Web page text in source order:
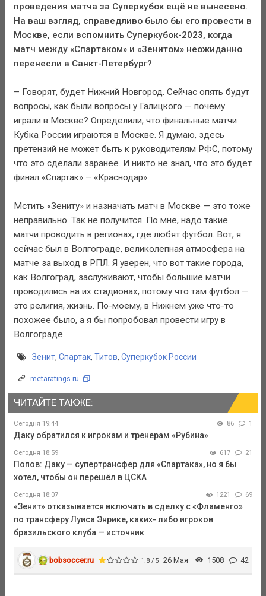
проведения матча за Суперкубок ещё не вынесено.
На ваш взгляд, справедливо было бы его провести в
Москве, если вспомнить Суперкубок-2023, когда
матч между «Спартаком» и «Зенитом» неожиданно
перенесли в Санкт-Петербург?
– Говорят, будет Нижний Новгород. Сейчас опять будут
вопросы, как были вопросы у Галицкого — почему
играли в Москве? Определили, что финальные матчи
Кубка России играются в Москве. Я думаю, здесь
претензий не может быть к руководителям РФС, потому
что это сделали заранее. И никто не знал, что это будет
финал «Спартак» – «Краснодар».
Мстить «Зениту» и назначать матч в Москве — это тоже
неправильно. Так не получится. По мне, надо такие
матчи проводить в регионах, где любят футбол. Вот, я
сейчас был в Волгограде, великолепная атмосфера на
матче за выход в РПЛ. Я уверен, что вот такие города,
как Волгоград, заслуживают, чтобы большие матчи
проводились на их стадионах, потому что там футбол —
это религия, жизнь. По-моему, в Нижнем уже что-то
похожее было, а я бы попробовал провести игру в
Волгограде.
Зенит, Спартак, Титов, Суперкубок России
metaratings.ru
ЧИТАЙТЕ ТАКЖЕ:
Сегодня 19:44 86 1
Даку обратился к игрокам и тренерам «Рубина»
Сегодня 18:59 617 21
Попов: Даку — супертрансфер для «Спартака», но я бы
хотел, чтобы он перешёл в ЦСКА
Сегодня 18:07 1221 69
«Зенит» отказывается включать в сделку с «Фламенго»
по трансферу Луиса Энрике, каких- либо игроков
бразильского клуба — источник
bobsoccer.ru 1.8 / 5 26 Мая 1508 42